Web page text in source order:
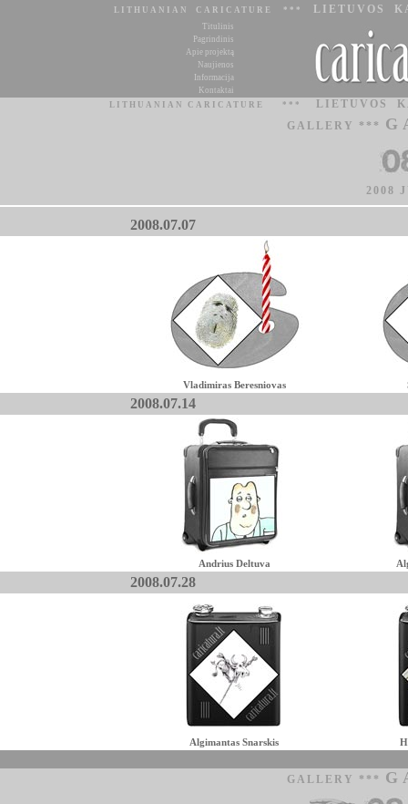
LITHUANIAN CARICATURE *** LIETUVOS
Titulinis
Pagrindinis
Apie projektą
Naujienos
Informacija
Kontaktai
LITHUANIAN CARICATURE
***
LIETUVOS
GALLERY ***
2008
2008.07.07
Vladimiras Beresniovas
2008.07.14
Andrius Deltuva
2008.07.28
Algimantas Snarskis
GALLERY ***